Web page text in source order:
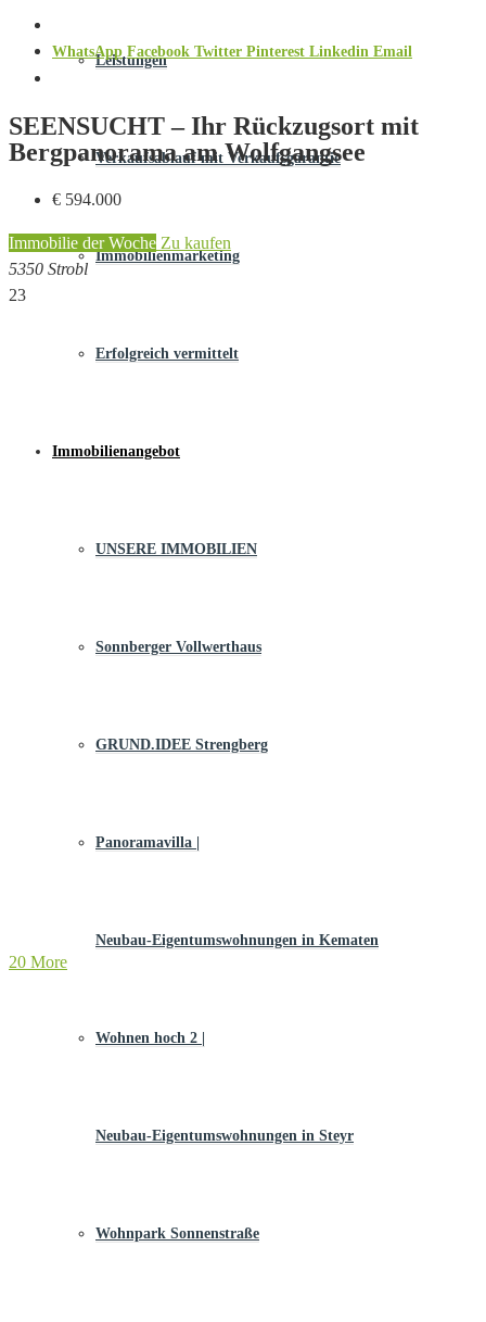
Leistungen
Verkaufsablauf mit Verkaufsgarantie
Immobilienmarketing
Erfolgreich vermittelt
Immobilienangebot
UNSERE IMMOBILIEN
Sonnberger Vollwerthaus
GRUND.IDEE Strengberg
Panoramavilla |
Neubau-Eigentums­­wohnungen in Kematen
Wohnen hoch 2 |
Neubau-Eigentumswohnungen in Steyr
Wohnpark Sonnenstraße
WhatsApp Facebook Twitter Pinterest Linkedin Email
SEENSUCHT – Ihr Rückzugsort mit
Bergpanorama am Wolfgangsee
€ 594.000
Immobilie der Woche Zu kaufen
5350 Strobl
23
20 More